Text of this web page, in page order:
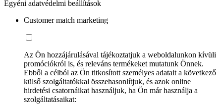
Egyéni adatvédelmi beállítások
Customer match marketing
Az Ön hozzájárulásával tájékoztatjuk a weboldalunkon kívüli
promóciókról is, és releváns termékeket mutatunk Önnek.
Ebből a célból az Ön titkosított személyes adatait a következő
külső szolgáltatókkal összehasonlítjuk, és azok online
hirdetési csatornáikat használjuk, ha Ön már használja a
szolgáltatásaikat: